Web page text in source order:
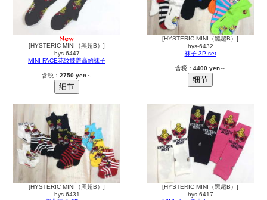
[HYSTERIC MINI（黑超B）]
hys-6447
MINI FACE花纹膝盖高的袜子
含税： 2750 yen～
[HYSTERIC MINI（黑超B）]
hys-6432
袜子 3P-set
含税： 4400 yen～
[HYSTERIC MINI（黑超B）]
hys-6431
[HYSTERIC MINI（黑超B）]
hys-6417